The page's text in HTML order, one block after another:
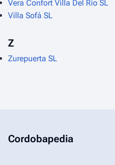
Vera Confort Villa Del Río SL
Villa Sofá SL
Z
Zurepuerta SL
Cordobapedia